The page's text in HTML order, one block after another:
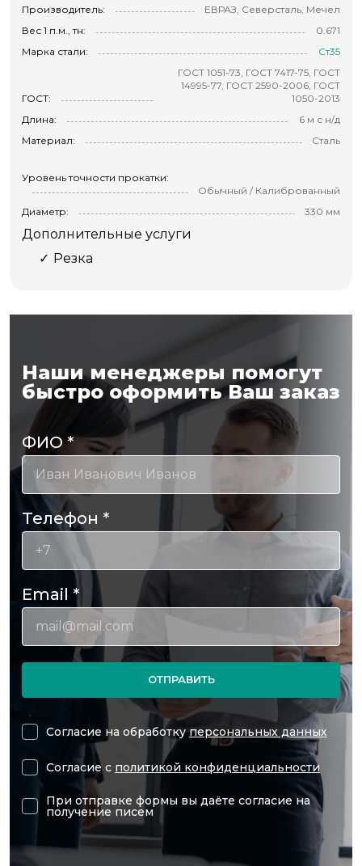
Производитель:
ЕВРАЗ, Северсталь, Мечел
Вес 1 п.м., тн:
0.671
Марка стали:
Ст35
ГОСТ:
ГОСТ 1051-73, ГОСТ 7417-75, ГОСТ
14995-77, ГОСТ 2590-2006, ГОСТ
1050-2013
Длина:
6 м с н/д
Материал:
Сталь
Уровень точности прокатки:
Обычный / Калиброванный
Диаметр:
330 мм
Дополнительные услуги
Резка
Наши менеджеры помогут
быстро оформить Ваш заказ
ФИО*
Телефон *
Email *
ОТПРАВИТЬ
Согласие на обработкуперсональных данных
Согласие с политикой конфиденциальности
При отправке формы вы даёте согласие на
получение писем